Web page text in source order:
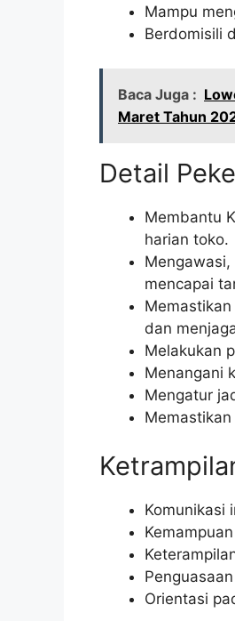
Mampu
Berdomisili
Baca Juga :
Maret Tahun
Detail
Membantu
harian toko.
mencapai
dan
Melakukan
Menangani
Mengatur
Komunikasi
Orientasi